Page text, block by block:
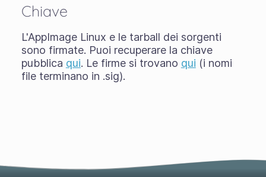
Chiave
L'AppImage Linux e le tarball dei sorgenti
sono firmate. Puoi recuperare la chiave
pubblica qui. Le firme si trovano qui (i nomi
file terminano in .sig).